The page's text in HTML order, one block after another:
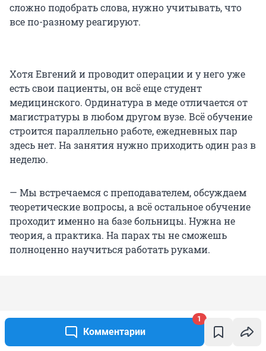
Комментарии
1
сложно подобрать слова, нужно учитывать, что
все по-разному реагируют.
Хотя Евгений и проводит операции и у него уже
есть свои пациенты, он всё еще студент
медицинского. Ординатура в меде отличается от
магистратуры в любом другом вузе. Всё обучение
строится параллельно работе, ежедневных пар
здесь нет. На занятия нужно приходить один раз в
неделю.
— Мы встречаемся с преподавателем, обсуждаем
теоретические вопросы, а всё остальное обучение
проходит именно на базе больницы. Нужна не
теория, а практика. На парах ты не сможешь
полноценно научиться работать руками.